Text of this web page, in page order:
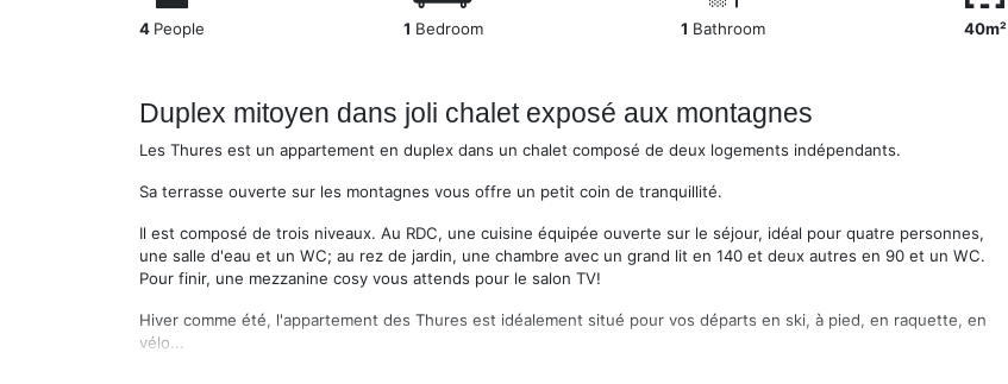
4 People 1 Bedroom 1 Bathroom 40m²
Duplex mitoyen dans joli chalet exposé aux montagnes
Les Thures est un appartement en duplex dans un chalet composé de deux logements indépendants.
Sa terrasse ouverte sur les montagnes vous offre un petit coin de tranquillité.
Il est composé de trois niveaux. Au RDC, une cuisine équipée ouverte sur le séjour, idéal pour quatre personnes,
une salle d'eau et un WC; au rez de jardin, une chambre avec un grand lit en 140 et deux autres en 90 et un WC.
Pour finir, une mezzanine cosy vous attends pour le salon TV!
Hiver comme été, l'appartement des Thures est idéalement situé pour vos départs en ski, à pied, en raquette, en
vélo...